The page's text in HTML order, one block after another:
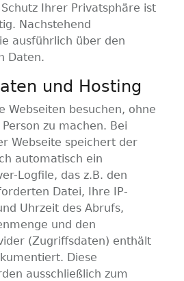
Ihrer Privatsphäre ist
Nachstehend
ausführlich über den
Daten.
und Hosting
Webseiten besuchen, ohne
zu machen. Bei
Webseite speichert der
automatisch ein
Logfile, das z.B. den
Datei, Ihre IP-
Uhrzeit des Abrufs,
und den
(Zugriffsdaten) enthält
Diese
ausschließlich zum